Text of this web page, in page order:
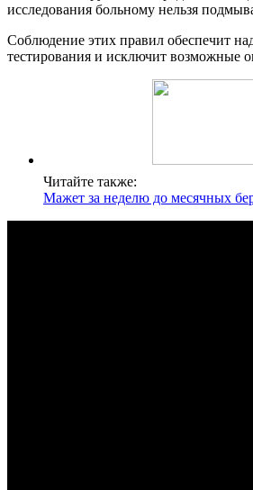
исследования больному нельзя
Соблюдение этих правил обеспечит
тестирования и исключит возможные
Читайте также:
Мажет за неделю до месячных